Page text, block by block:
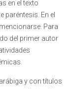
en el texto
paréntesis. En el
Para
del primer autor
y con títulos